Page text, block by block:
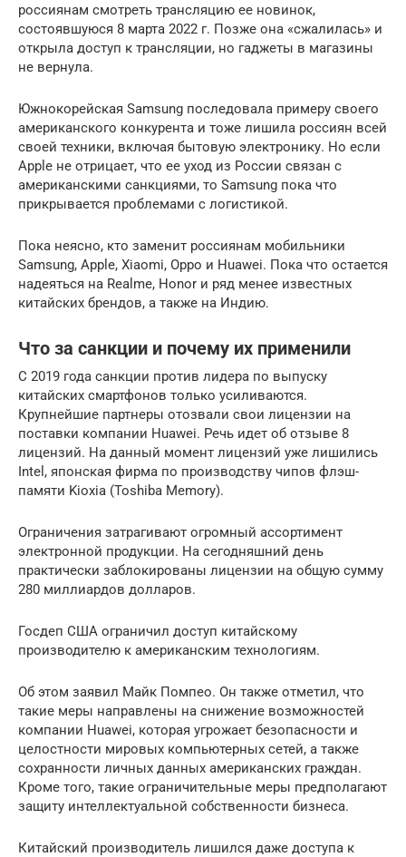
россиянам смотреть трансляцию ее новинок,
состоявшуюся 8 марта 2022 г. Позже она «сжалилась» и
открыла доступ к трансляции, но гаджеты в магазины
не вернула.
Южнокорейская Samsung последовала примеру своего
американского конкурента и тоже лишила россиян всей
своей техники, включая бытовую электронику. Но если
Apple не отрицает, что ее уход из России связан с
американскими санкциями, то Samsung пока что
прикрывается проблемами с логистикой.
Пока неясно, кто заменит россиянам мобильники
Samsung, Apple, Xiaomi, Oppo и Huawei. Пока что остается
надеяться на Realme, Honor и ряд менее известных
китайских брендов, а также на Индию.
Что за санкции и почему их применили
С 2019 года санкции против лидера по выпуску
китайских смартфонов только усиливаются.
Крупнейшие партнеры отозвали свои лицензии на
поставки компании Huawei. Речь идет об отзыве 8
лицензий. На данный момент лицензий уже лишились
Intel, японская фирма по производству чипов флэш-
памяти Kioxia (Toshiba Memory).
Ограничения затрагивают огромный ассортимент
электронной продукции. На сегодняшний день
практически заблокированы лицензии на общую сумму
280 миллиардов долларов.
Госдеп США ограничил доступ китайскому
производителю к американским технологиям.
Об этом заявил Майк Помпео. Он также отметил, что
такие меры направлены на снижение возможностей
компании Huawei, которая угрожает безопасности и
целостности мировых компьютерных сетей, а также
сохранности личных данных американских граждан.
Кроме того, такие ограничительные меры предполагают
защиту интеллектуальной собственности бизнеса.
Китайский производитель лишился даже доступа к